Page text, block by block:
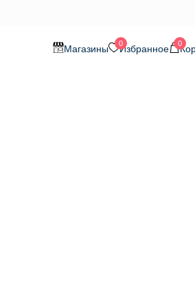
Магазины 0Избранное 0